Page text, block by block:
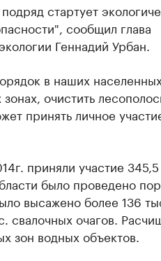
стартует
сообщил глава
Геннадий Урбан.
в наших населенных
очистить
принять личное
приняли участие 345,5
было проведено
высажено более 136
свалочных очагов.
зон водных объектов.